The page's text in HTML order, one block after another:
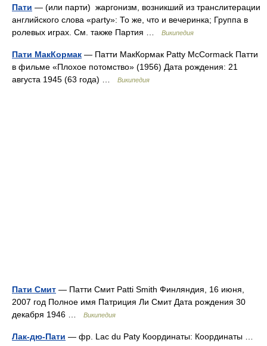
Пати — (или парти) жаргонизм, возникший из транслитерации
английского слова «party»: То же, что и вечеринка; Группа в
ролевых играх. См. также Партия …
Википедия
Пати МакКормак — Патти МакКормак Patty McCormack Патти
в фильме «Плохое потомство» (1956) Дата рождения: 21
августа 1945 (63 года) …
Википедия
Пати Смит — Патти Смит Patti Smith Финляндия, 16 июня,
2007 год Полное имя Патриция Ли Смит Дата рождения 30
декабря 1946 …
Википедия
Лак-дю-Пати — фр. Lac du Paty Координаты: Координаты …